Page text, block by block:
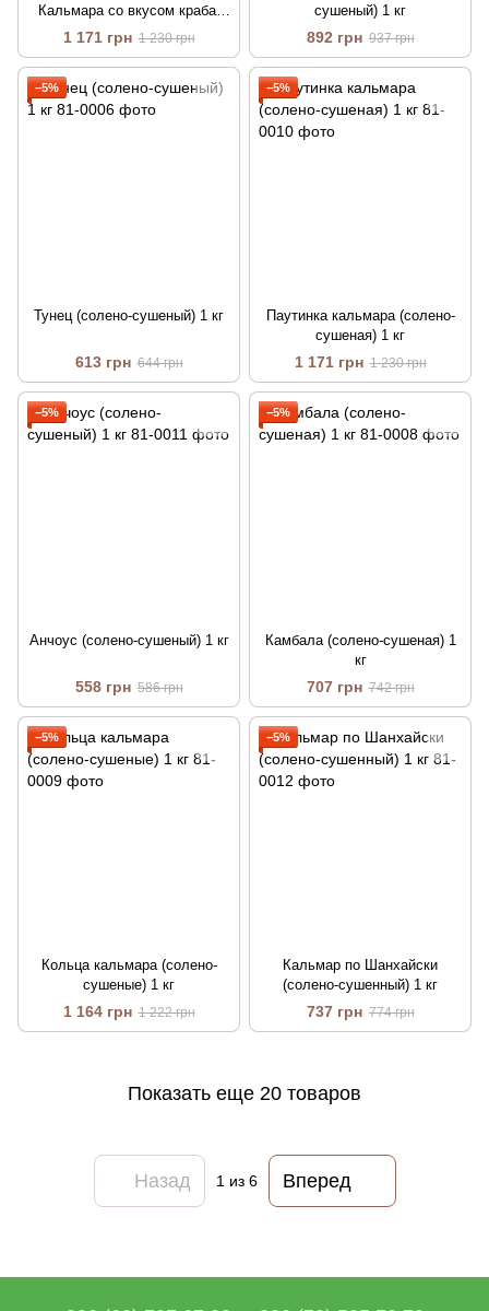
Кальмара со вкусом краба)
солено-сушеная 1 кг
1 171 грн 1 230 грн
сушеный) 1 кг
892 грн 937 грн
−5%
Тунец (солено-сушеный) 1 кг
613 грн 644 грн
−5%
Паутинка кальмара (солено-
сушеная) 1 кг
1 171 грн 1 230 грн
−5%
Анчоус (солено-сушеный) 1 кг
558 грн 586 грн
−5%
Камбала (солено-сушеная) 1
кг
707 грн 742 грн
−5%
Кольца кальмара (солено-
сушеные) 1 кг
1 164 грн 1 222 грн
−5%
Кальмар по Шанхайски
(солено-сушенный) 1 кг
737 грн 774 грн
Показать еще 20 товаров
Назад 1из 6 Вперед